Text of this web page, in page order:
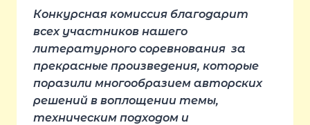
Конкурсная комиссия благодарит
всех участников нашего
литературного соревнования за
прекрасные произведения, которые
поразили многообразием авторских
решений в воплощении темы,
техническим подходом и